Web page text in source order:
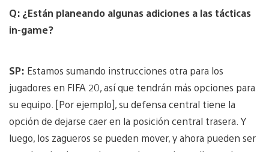
Q: ¿Están planeando algunas adiciones a las tácticas
in-game?
SP: Estamos sumando instrucciones otra para los
jugadores en FIFA 20, así que tendrán más opciones para
su equipo. [Por ejemplo], su defensa central tiene la
opción de dejarse caer en la posición central trasera. Y
luego, los zagueros se pueden mover, y ahora pueden ser